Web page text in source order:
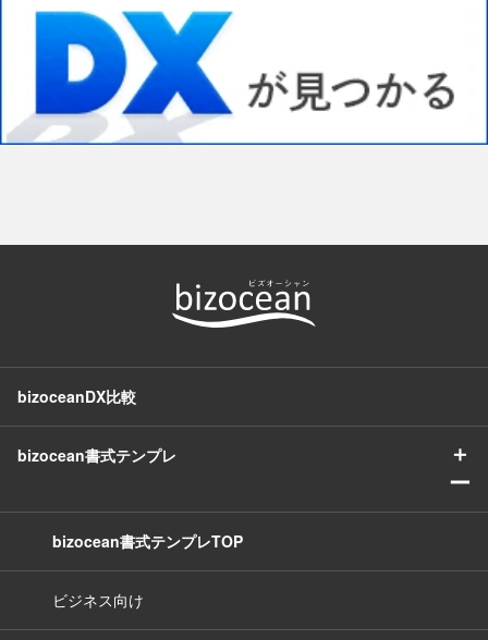
bizoceanDX比較
bizocean書式テンプレ
＋
ー
bizocean書式テンプレTOP
ビジネス向け